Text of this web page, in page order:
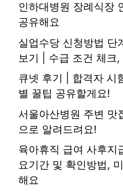
인하대병원 장례식장
공유해요
실업수당 신청방법 단
보기 | 수급 조건 체크
큐넷 후기 | 합격자 시
별 꿀팁 공유할게요!
서울아산병원 주변 맛
으로 알려드려요!
육아휴직 급여 사후지
요기간 및 확인방법,
해요